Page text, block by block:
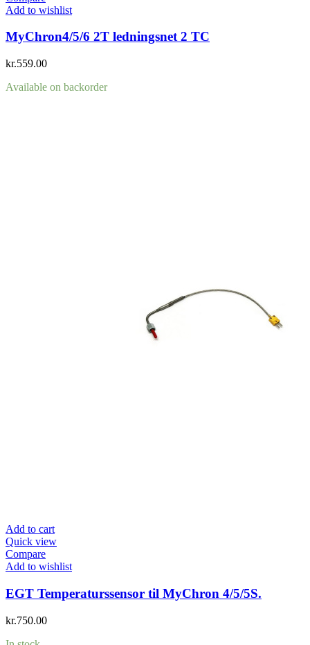
Add to wishlist
MyChron4/5/6 2T ledningsnet 2 TC
kr.559.00
Available on backorder
Add to cart
Quick view
Compare
Add to wishlist
EGT Temperaturssensor til MyChron 4/5/5S.
kr.750.00